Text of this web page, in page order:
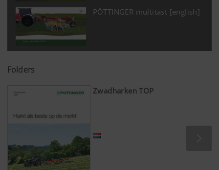
PÖTTINGER multitast [english]
Folders
Zwadharken TOP